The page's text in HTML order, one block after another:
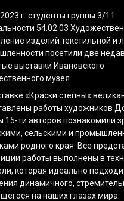
г. студенты группы 3/11
54.02.03
изделий текстильной и
посетили две
выставки Ивановского
музея.
«Краски степных
работы художников
15-ти авторов познакомили
сельскими и
родного края. Все
работы выполнены в
которая идеально
динамичного,
на наших глазах мира.